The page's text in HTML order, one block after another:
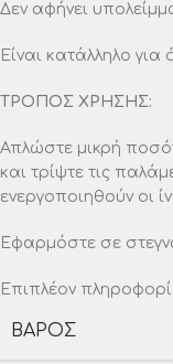
Δεν αφήνει
Eίναι κατάλληλo
ΤΡΟΠΟΣ ΧΡΗΣΗΣ:
Απλώστε μικρή
και τρίψτε τις
ενεργοποιηθούν οι
Εφαρμόστε σε
Επιπλέον
ΒΆΡΟΣ